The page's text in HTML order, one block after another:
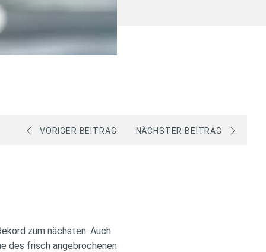
VORIGER BEITRAG NÄCHSTER BEITRAG
zum nächsten. Auch
des frisch angebrochenen